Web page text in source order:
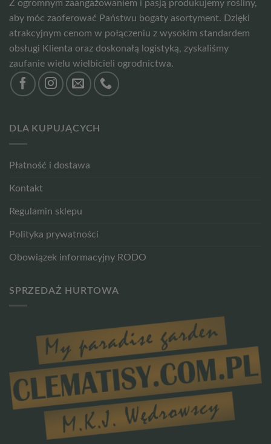
Z ogromnym zaangażowaniem i pasją produkujemy rośliny,
aby móc zaoferować Państwu bogaty asortyment. Dzięki
atrakcyjnym cenom w połączeniu z wysokim standardem
obsługi Klienta oraz doskonałą logistyką, zyskaliśmy
zaufanie wielu wielbicieli ogrodnictwa.
DLA KUPUJĄCYCH
Płatność i dostawa
Kontakt
Regulamin sklepu
Polityka prywatności
Obowiązek informacyjny RODO
SPRZEDAŻ HURTOWA